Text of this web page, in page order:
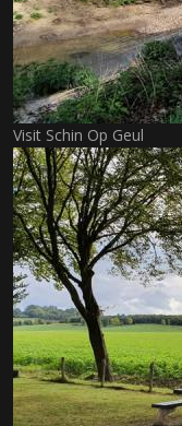
Visit Schin Op Geul